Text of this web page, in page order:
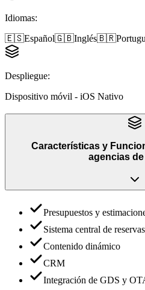
Idiomas:
🇪🇸Español🇬🇧Inglés🇧🇷
Despliegue:
Dispositivo móvil - iOS Nativo
Características y
agencias
Presupuestos y
Sistema central de reservas
Contenido dinámico
CRM
Integración de GDS y